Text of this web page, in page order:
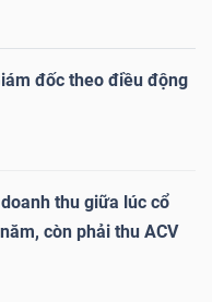
đốc theo điều động
thu giữa lúc cổ
còn phải thu ACV